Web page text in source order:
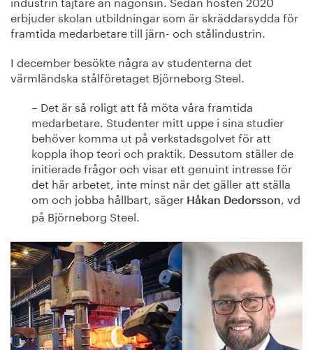
erbjuder skolan utbildningar som är skräddarsydda för
framtida medarbetare till järn- och stålindustrin.
I december besökte några av studenterna det
värmländska stålföretaget Björneborg Steel.
– Det är så roligt att få möta våra framtida
medarbetare. Studenter mitt uppe i sina studier
behöver komma ut på verkstadsgolvet för att
koppla ihop teori och praktik. Dessutom ställer de
initierade frågor och visar ett genuint intresse för
det här arbetet, inte minst när det gäller att ställa
om och jobba hållbart, säger Håkan Dedorsson, vd
på Björneborg Steel.